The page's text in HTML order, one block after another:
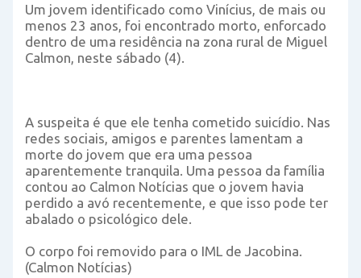
Um jovem identificado como Vinícius, de mais ou
menos 23 anos, foi encontrado morto, enforcado
dentro de uma residência na zona rural de Miguel
Calmon, neste sábado (4).
A suspeita é que ele tenha cometido suicídio. Nas
redes sociais, amigos e parentes lamentam a
morte do jovem que era uma pessoa
aparentemente tranquila. Uma pessoa da família
contou ao Calmon Notícias que o jovem havia
perdido a avó recentemente, e que isso pode ter
abalado o psicológico dele.
O corpo foi removido para o IML de Jacobina.
(Calmon Notícias)